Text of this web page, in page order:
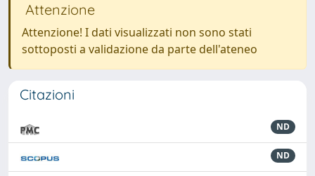
Attenzione
Attenzione! I dati visualizzati non sono stati
sottoposti a validazione da parte dell'ateneo
Citazioni
ND
ND